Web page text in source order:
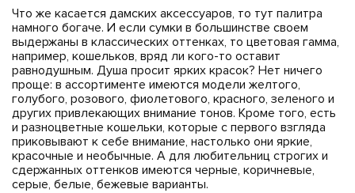
Что же касается дамских аксессуаров, то тут палитра
намного богаче. И если сумки в большинстве своем
выдержаны в классических оттенках, то цветовая гамма,
например, кошельков, вряд ли кого-то оставит
равнодушным. Душа просит ярких красок? Нет ничего
проще: в ассортименте имеются модели желтого,
голубого, розового, фиолетового, красного, зеленого и
других привлекающих внимание тонов. Кроме того, есть
и разноцветные кошельки, которые с первого взгляда
приковывают к себе внимание, настолько они яркие,
красочные и необычные. А для любительниц строгих и
сдержанных оттенков имеются черные, коричневые,
серые, белые, бежевые варианты.